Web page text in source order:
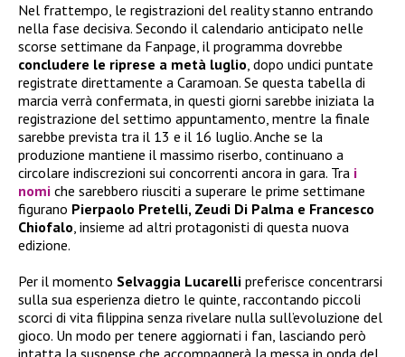
Nel frattempo, le registrazioni del reality stanno entrando
nella fase decisiva. Secondo il calendario anticipato nelle
scorse settimane da Fanpage, il programma dovrebbe
concludere le riprese a metà luglio, dopo undici puntate
registrate direttamente a Caramoan. Se questa tabella di
marcia verrà confermata, in questi giorni sarebbe iniziata la
registrazione del settimo appuntamento, mentre la finale
sarebbe prevista tra il 13 e il 16 luglio. Anche se la
produzione mantiene il massimo riserbo, continuano a
circolare indiscrezioni sui concorrenti ancora in gara. Tra i
nomi che sarebbero riusciti a superare le prime settimane
figurano Pierpaolo Pretelli, Zeudi Di Palma e Francesco
Chiofalo, insieme ad altri protagonisti di questa nuova
edizione.
Per il momento Selvaggia Lucarelli preferisce concentrarsi
sulla sua esperienza dietro le quinte, raccontando piccoli
scorci di vita filippina senza rivelare nulla sull’evoluzione del
gioco. Un modo per tenere aggiornati i fan, lasciando però